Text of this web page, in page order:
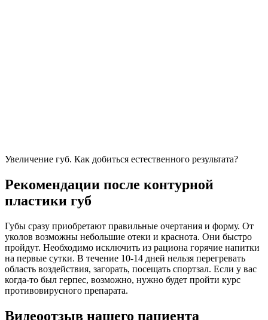
Увеличение губ. Как добиться естественного результата?
Рекомендации после контурной
пластики губ
Губы сразу приобретают правильные очертания и форму. От
уколов возможны небольшие отеки и краснота. Они быстро
пройдут. Необходимо исключить из рациона горячие напитки
на первые сутки. В течение 10-14 дней нельзя перегревать
область воздействия, загорать, посещать спортзал. Если у вас
когда-то был герпес, возможно, нужно будет пройти курс
противовирусного препарата.
Видеоотзыв нашего пациента